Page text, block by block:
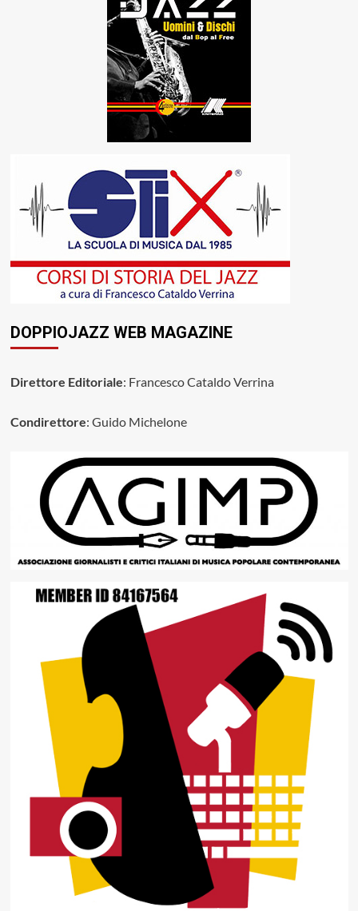
DOPPIOJAZZ WEB MAGAZINE
Direttore Editoriale: Francesco Cataldo Verrina
Condirettore: Guido Michelone